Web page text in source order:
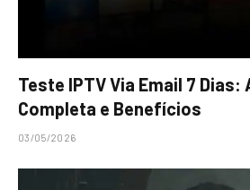
Teste IPTV Via Email 7 Dias:
Completa e Benefícios
03/05/2026